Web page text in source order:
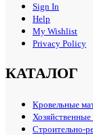
Sign In
Help
My Wishlist
Privacy Policy
КАТАЛОГ
Кровельные
Строительно-